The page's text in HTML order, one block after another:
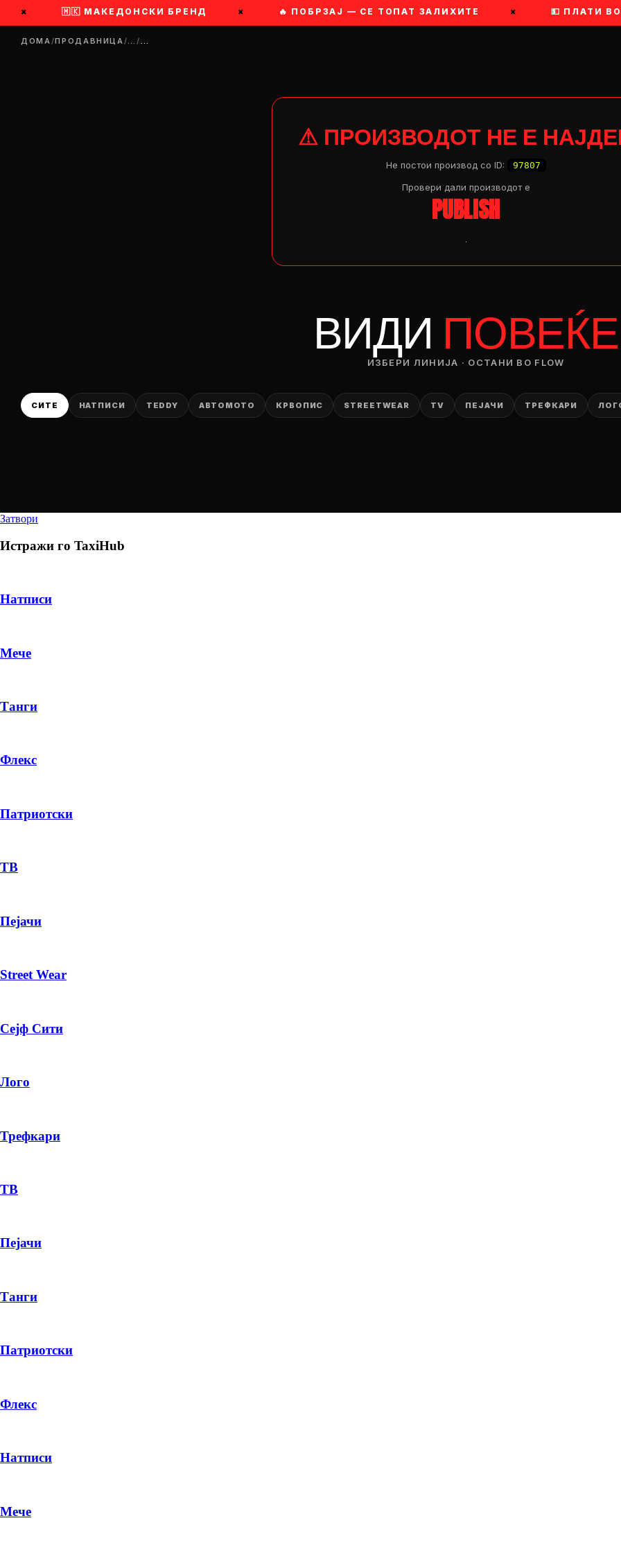
🇲🇰 МАКЕДОНСКИ БРЕНД 🔥 ПОБРЗАЈ — СЕ ТОПАТ ЗАЛИХИТЕ 💵 ПЛАТИ ВО
ДОМА/ПРОДАВНИЦА/…/…
⚠ ПРОИЗВОДОТ НЕ Е
Не постои производ со ID: 97807
Провери дали производот e
PUBLISH
.
ВИДИ ПОВЕЌЕ
ИЗБЕРИ ЛИНИЈА · ОСТАНИ ВО FLOW
СИТЕ НАТПИСИ TEDDY АВТОМОТО КРВОПИС STREETWEAR TV ПЕЈАЧИ ТРЕФКАРИ
Затвори
Истражи го TaxiHub
Натписи
Мече
Танги
Флекс
Патриотски
ТВ
Пејачи
Street Wear
Сејф Сити
Лого
Трефкари
ТВ
Пејачи
Танги
Патриотски
Флекс
Натписи
Мече